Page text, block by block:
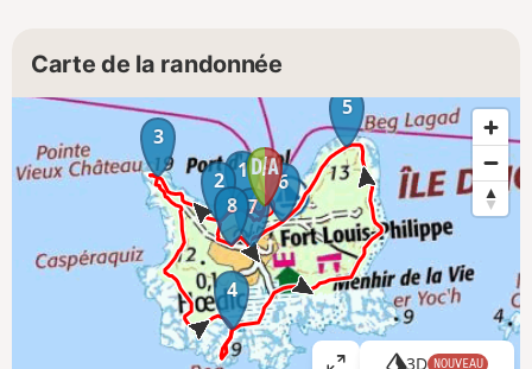
Carte de la randonnée
1
2
3
4
5
6
7
8
3D NOUVEAU